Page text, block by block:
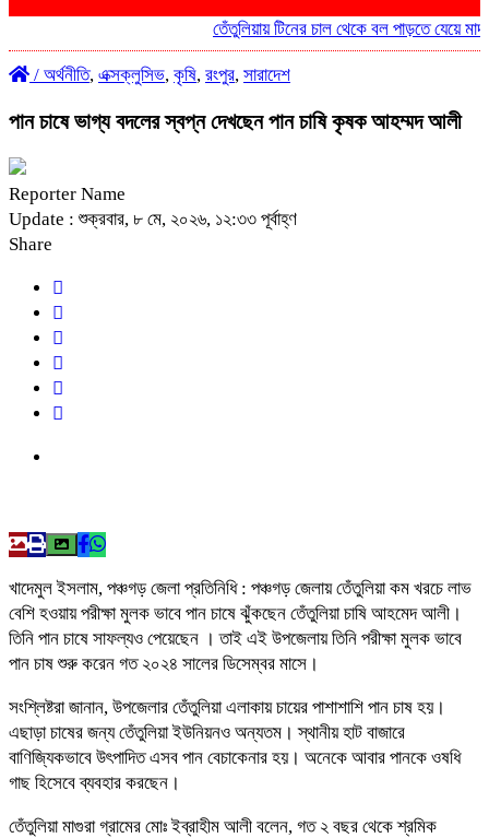
তেঁতুলিয়ায় টিনের চাল থেকে বল পাড়তে যেয়ে
/ অর্থনীতি, এক্সক্লুসিভ, কৃষি, রংপুর, সারাদেশ
পান চাষে ভাগ্য বদলের স্বপ্ন দেখছেন পান চাষি কৃষক আহম্মদ আলী
Reporter Name
Update : শুক্রবার, ৮ মে, ২০২৬, ১২:৩৩ পূর্বাহ্ণ
Share
খাদেমুল ইসলাম, পঞ্চগড় জেলা প্রতিনিধি : পঞ্চগড় জেলায় তেঁতুলিয়া কম খরচে লাভ
বেশি হওয়ায় পরীক্ষা মুলক ভাবে পান চাষে ঝুঁকছেন তেঁতুলিয়া চাষি আহমেদ আলী।
তিনি পান চাষে সাফল্যও পেয়েছেন । তাই এই উপজেলায় তিনি পরীক্ষা মুলক ভাবে
পান চাষ শুরু করেন গত ২০২৪ সালের ডিসেম্বর মাসে।
সংশ্লিষ্টরা জানান, উপজেলার তেঁতুলিয়া এলাকায় চায়ের পাশাশাশি পান চাষ হয়।
এছাড়া চাষের জন্য তেঁতুলিয়া ইউনিয়নও অন্যতম। স্থানীয় হাট বাজারে
বাণিজ্যিকভাবে উৎপাদিত এসব পান বেচাকেনার হয়। অনেকে আবার পানকে ওষধি
গাছ হিসেবে ব্যবহার করছেন।
তেঁতুলিয়া মাগুরা গ্রামের মোঃ ইব্রাহীম আলী বলেন, গত ২ বছর থেকে শ্রমিক